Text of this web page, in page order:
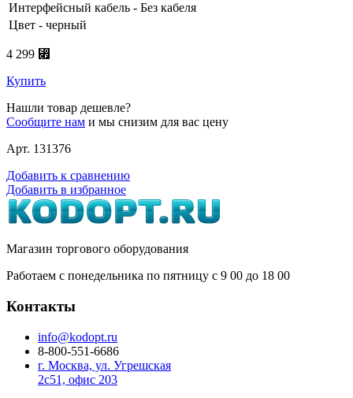
Интерфейсный кабель - Без кабеля
Цвет - черный
4 299 ⃏
Купить
Нашли товар дешевле?
Сообщите нам и мы снизим для вас цену
Арт. 131376
Добавить к сравнению
Добавить в избранное
Магазин торгового оборудования
Работаем с понедельника по пятницу с 9 00 до 18 00
Контакты
info@kodopt.ru
8-800-551-6686
г. Москва, ул. Угрешская
2с51, офис 203